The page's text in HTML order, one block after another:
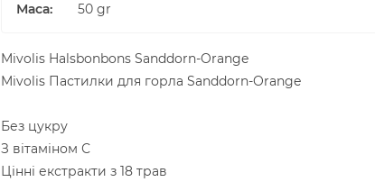
Маса: 50 gr
Mivolis Halsbonbons Sanddorn-Orange
Mivolis Пастилки для горла Sanddorn-Orange
Без цукру
З вітаміном С
Цінні екстракти з 18 трав